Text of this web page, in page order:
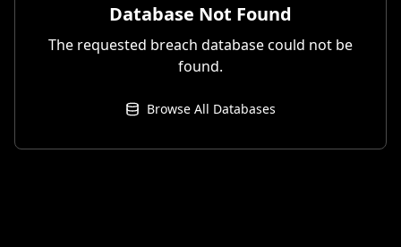
Database Not Found
The requested breach database could not be
found.
Browse All Databases